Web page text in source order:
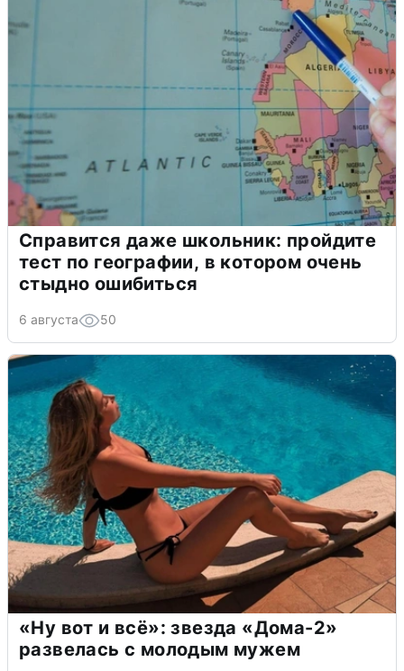
Справится даже школьник: пройдите
тест по географии, в котором очень
стыдно ошибиться
6 августа 50
«Ну вот и всё»: звезда «Дома-2»
развелась с молодым мужем